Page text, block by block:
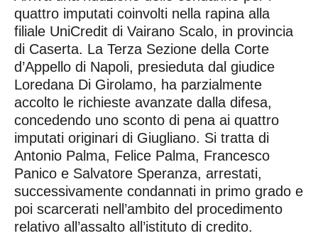
quattro imputati coinvolti nella rapina alla
filiale UniCredit di Vairano Scalo, in provincia
di Caserta. La Terza Sezione della Corte
d’Appello di Napoli, presieduta dal giudice
Loredana Di Girolamo, ha parzialmente
accolto le richieste avanzate dalla difesa,
concedendo uno sconto di pena ai quattro
imputati originari di Giugliano. Si tratta di
Antonio Palma, Felice Palma, Francesco
Panico e Salvatore Speranza, arrestati,
successivamente condannati in primo grado e
poi scarcerati nell’ambito del procedimento
relativo all’assalto all’istituto di credito.